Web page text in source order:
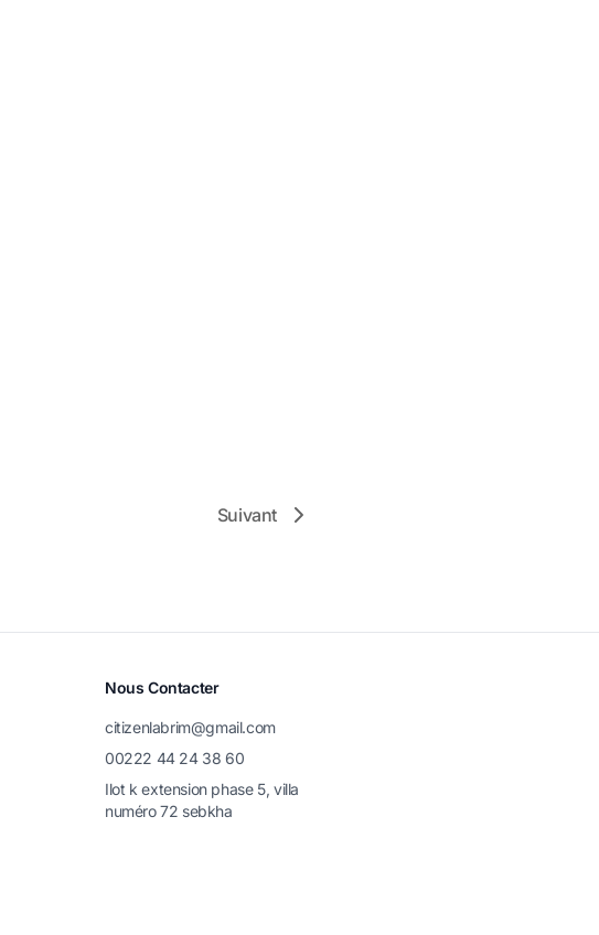
Suivant
Nous Contacter
citizenlabrim@gmail.com
00222 44 24 38 60
Ilot k extension phase 5, villa
numéro 72 sebkha